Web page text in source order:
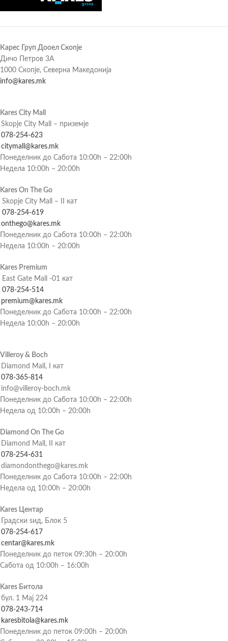
Карес Груп Дооел Скопје
Дичо Петров 3А
1000 Скопје, Северна Македонија
info@kares.mk
Kares City Mall
Skopje City Mall – приземје
078-254-623
citymall@kares.mk
Понеделник до Сабота 10:00h – 22:00h
Недела 10:00h – 20:00h
Kares On The Go
Skopje City Mall – II кат
078-254-619
onthego@kares.mk
Понеделник до Сабота 10:00h – 22:00h
Недела 10:00h – 20:00h
Kares Premium
East Gate Mall -01 кат
078-254-514
premium@kares.mk
Понеделник до Сабота 10:00h – 22:00h
Недела 10:00h – 20:00h
Villeroy & Boch
Diamond Mall, I кат
078-365-814
info@villeroy-boch.mk
Понеделник до Сабота 10:00h – 22:00h
Недела од 10:00h – 20:00h
Diamond On The Go
Diamond Mall, II кат
078-254-631
diamondonthego@kares.mk
Понеделник до Сабота 10:00h – 22:00h
Недела од 10:00h – 20:00h
Kares Центар
Градски ѕид, Блок 5
078-254-617
centar@kares.mk
Понеделник до петок 09:30h – 20:00h
Сабота од 10:00h – 16:00h
Kares Битола
бул. 1 Мај 224
078-243-714
karesbitola@kares.mk
Понеделник до петок 09:00h – 20:00h